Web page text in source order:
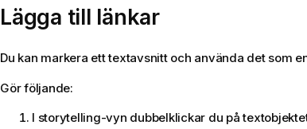
Lägga till länkar
Du kan markera ett textavsnitt och använda det som
Gör följande:
I storytelling-vyn dubbelklickar du på